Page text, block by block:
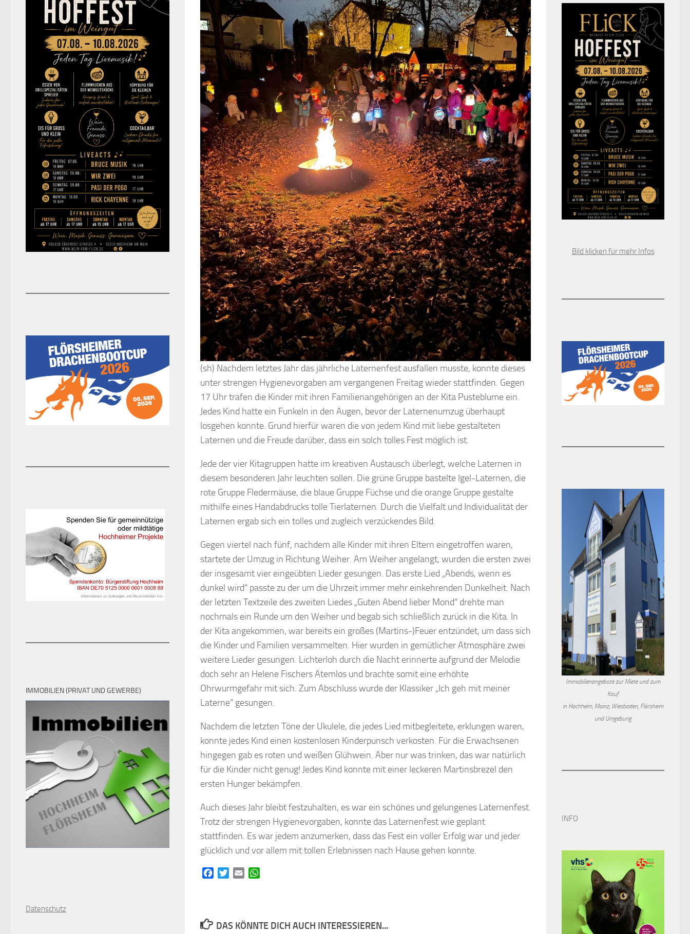
(sh) Nachdem letztes Jahr das jährliche Laternenfest ausfallen musste, konnte dieses
unter strengen Hygienevorgaben am vergangenen Freitag wieder stattfinden. Gegen
17 Uhr trafen die Kinder mit ihren Familienangehörigen an der Kita Pusteblume ein.
Jedes Kind hatte ein Funkeln in den Augen, bevor der Laternenumzug überhaupt
losgehen konnte. Grund hierfür waren die von jedem Kind mit liebe gestalteten
Laternen und die Freude darüber, dass ein solch tolles Fest möglich ist.
Jede der vier Kitagruppen hatte im kreativen Austausch überlegt, welche Laternen in
diesem besonderen Jahr leuchten sollen. Die grüne Gruppe bastelte Igel-Laternen, die
rote Gruppe Fledermäuse, die blaue Gruppe Füchse und die orange Gruppe gestalte
mithilfe eines Handabdrucks tolle Tierlaternen. Durch die Vielfalt und Individualität der
Laternen ergab sich ein tolles und zugleich verzückendes Bild.
Gegen viertel nach fünf, nachdem alle Kinder mit ihren Eltern eingetroffen waren,
startete der Umzug in Richtung Weiher. Am Weiher angelangt, wurden die ersten zwei
der insgesamt vier eingeübten Lieder gesungen. Das erste Lied „Abends, wenn es
dunkel wird“ passte zu der um die Uhrzeit immer mehr einkehrenden Dunkelheit. Nach
der letzten Textzeile des zweiten Liedes „Guten Abend lieber Mond“ drehte man
nochmals ein Runde um den Weiher und begab sich schließlich zurück in die Kita. In
der Kita angekommen, war bereits ein großes (Martins-)Feuer entzündet, um dass sich
die Kinder und Familien versammelten. Hier wurden in gemütlicher Atmosphäre zwei
weitere Lieder gesungen. Lichterloh durch die Nacht erinnerte aufgrund der Melodie
doch sehr an Helene Fischers Atemlos und brachte somit eine erhöhte
Ohrwurmgefahr mit sich. Zum Abschluss wurde der Klassiker „Ich geh mit meiner
Laterne“ gesungen.
Nachdem die letzten Töne der Ukulele, die jedes Lied mitbegleitete, erklungen waren,
konnte jedes Kind einen kostenlosen Kinderpunsch verkosten. Für die Erwachsenen
hingegen gab es roten und weißen Glühwein. Aber nur was trinken, das war natürlich
für die Kinder nicht genug! Jedes Kind konnte mit einer leckeren Martinsbrezel den
ersten Hunger bekämpfen.
Auch dieses Jahr bleibt festzuhalten, es war ein schönes und gelungenes Laternenfest.
Trotz der strengen Hygienevorgaben, konnte das Laternenfest wie geplant
stattfinden. Es war jedem anzumerken, dass das Fest ein voller Erfolg war und jeder
glücklich und vor allem mit tollen Erlebnissen nach Hause gehen konnte.
FacebookTwitterEmail
DAS KÖNNTE DICH AUCH INTERESSIEREN...
IMMOBILIEN (PRIVAT UND GEWERBE)
Datenschutz
Bild klicken für mehr Infos
Immobilienangebote zur Miete und zum
Kauf
in Hochheim, Mainz, Wiesbaden, Flörsheim
und Umgebung
INFO